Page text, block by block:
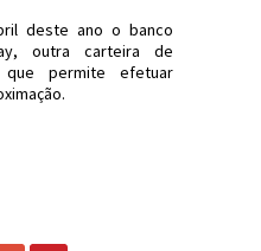
deste ano o banco
outra carteira de
permite efetuar